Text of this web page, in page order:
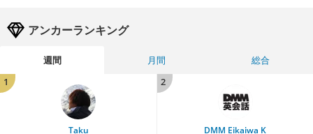
アンカーランキング
週間 月間
総合
1
Taku
2
DMM Eikaiwa K